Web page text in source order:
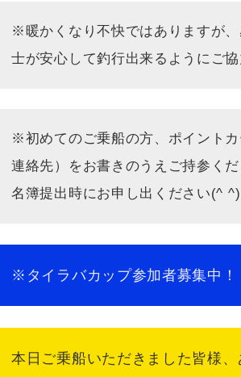
※暖かくなり不快ではありますが
士が安心して釣行出来るようにご
※初めてのご乗船の方、ポイント
連絡先）をお書きのう
名簿提出時にお申し出ください(^
※タイラバカップ参加者
本日ご乗船いただきました皆様